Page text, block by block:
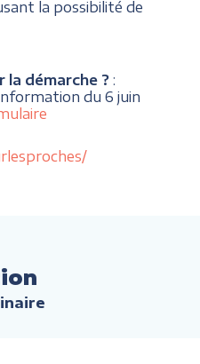
la possibilité de
la démarche ? :
du 6 juin